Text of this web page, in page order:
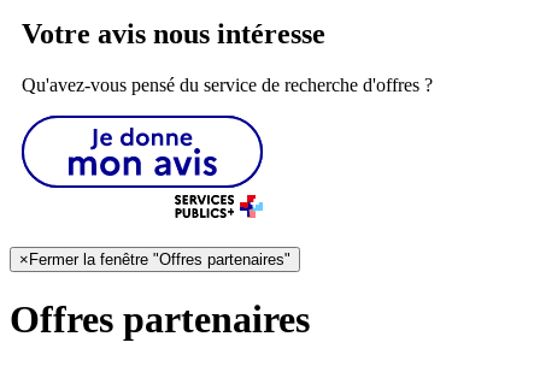
Votre avis nous intéresse
Qu'avez-vous pensé du service de recherche d'offres ?
×Fermer la fenêtre "Offres partenaires"
Offres partenaires